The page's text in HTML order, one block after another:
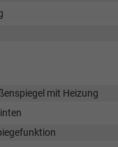
mit Heizung